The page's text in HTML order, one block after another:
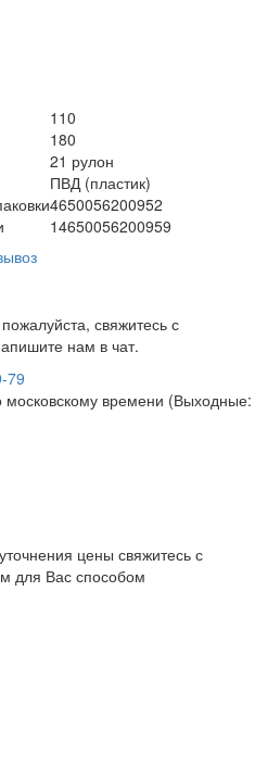
110
180
21 рулон
ПВД (пластик)
4650056200952
14650056200959
свяжитесь с
нам в чат.
79
времени (Выходные:
цены свяжитесь с
для Вас способом